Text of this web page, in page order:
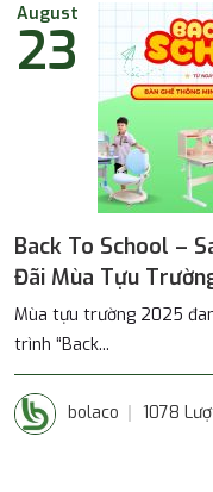
August
23
Back To School –
Đãi Mùa Tựu
Mùa tựu trường 2025
trình “Back...
bolaco 1078